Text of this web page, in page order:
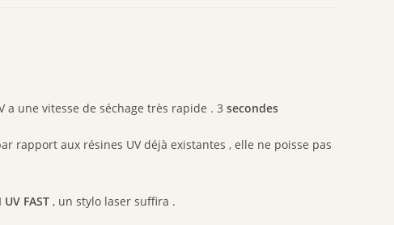
a une vitesse de séchage très rapide . 3 secondes
rapport aux résines UV déjà existantes , elle ne poisse pas
UV FAST , un stylo laser suffira .